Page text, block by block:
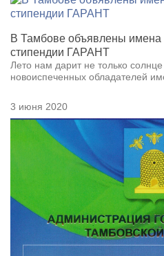
В Тамбове объявлены имена
стипендии ГАРАНТ
Лето нам дарит не только
новоиспеченных обладателей
3 июня 2020